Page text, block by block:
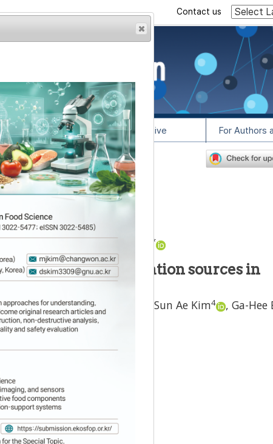
Contact us
Info Article Archive For Authors
성 및 오염원 분석
4 4 *
and cross-contamination sources in
) production
1 ,Jeong Eun Hyun Sun Ae Kim4 , Ga-Hee
from previous
some pages may
contact us at